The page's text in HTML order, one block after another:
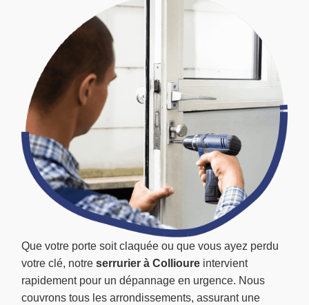
Que votre porte soit claquée ou que vous ayez perdu
votre clé, notre serrurier à Collioure intervient
rapidement pour un dépannage en urgence. Nous
couvrons tous les arrondissements, assurant une